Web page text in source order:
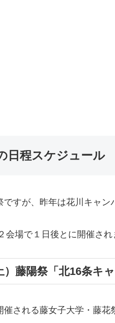
日程スケジュール
すが、昨年は花川キャン
会場で１日後とに開催され
）藤陽祭「北16条キャ
される藤女子大学・藤花